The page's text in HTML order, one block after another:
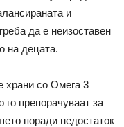
и
да е неизоставен
на децата.
храни со Омега 3
го препорачуваат за
поради недостаток